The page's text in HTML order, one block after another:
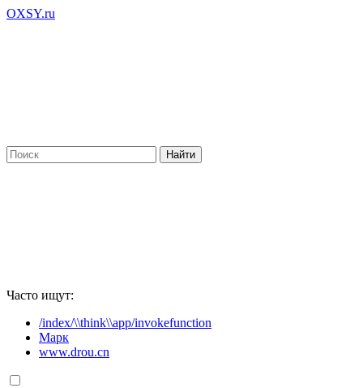
OXSY.ru
Часто ищут:
/index/\\think\\app/invokefunction
Марк
www.drou.cn